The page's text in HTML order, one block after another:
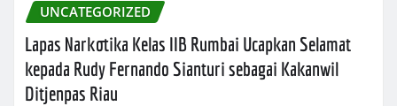
UNCATEGORIZED
Lapas Narkotika Kelas IIB Rumbai Ucapkan Selamat
kepada Rudy Fernando Sianturi sebagai Kakanwil
Ditjenpas Riau